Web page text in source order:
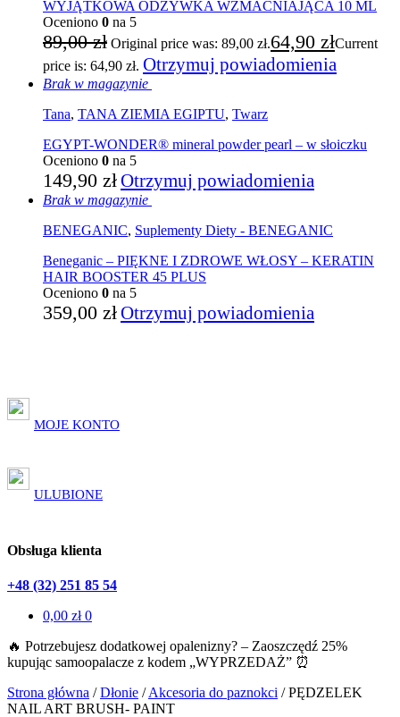
WYJĄTKOWA ODŻYWKA WZMACNIAJĄCA 10 ML
Oceniono 0 na 5
89,00zł Original price was: 89,00 zł.64,90 złCurrent
price is: 64,90 zł. Otrzymuj powiadomienia
Brak w magazynie
Tana, TANA ZIEMIA EGIPTU, Twarz
EGYPT-WONDER® mineral powder pearl – w słoiczku
Oceniono 0 na 5
149,90 złOtrzymuj powiadomienia
Brak w magazynie
BENEGANIC, Suplementy Diety - BENEGANIC
Beneganic – PIĘKNE I ZDROWE WŁOSY – KERATIN
HAIR BOOSTER 45 PLUS
Oceniono 0 na 5
359,00 złOtrzymuj powiadomienia
MOJE KONTO
ULUBIONE
Obsługa klienta
+48 (32) 251 85 54
0,00 zł 0
🔥 Potrzebujesz dodatkowej opalenizny? – Zaoszczędź 25%
kupując samoopalacze z kodem „WYPRZEDAŻ” ⏰
Strona główna /Dłonie /Akcesoria do paznokci /PĘDZELEK
NAIL ART BRUSH- PAINT